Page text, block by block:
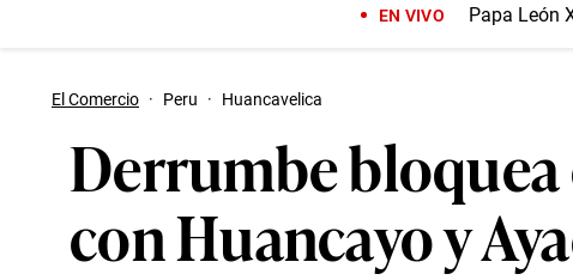
EN VIVO Papa León
El Comercio · Peru · Huancavelica
Derrumbe bloquea
con Huancayo y